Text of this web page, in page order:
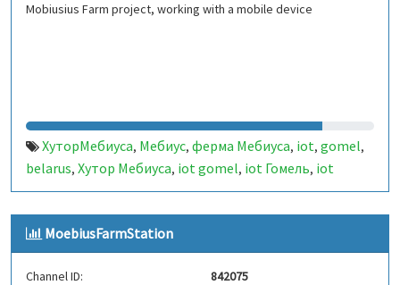
Mobiusius Farm project, working with a mobile device
ХуторМебиуса, Мебиус, ферма Мебиуса, iot, gomel,
belarus, Хутор Мебиуса, iot gomel, iot Гомель, iot
Беларусь,Беларусь
MoebiusFarmStation
Channel ID:
842075